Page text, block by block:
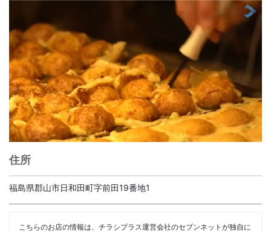
住所
福島県郡山市日和田町字前田19番地1
こちらのお店の情報は、チラシプラス運営会社のセブンネットが独自に